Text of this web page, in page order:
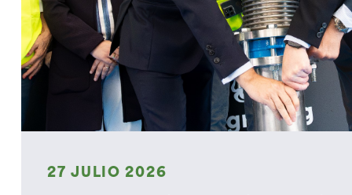
27 JULIO 2026